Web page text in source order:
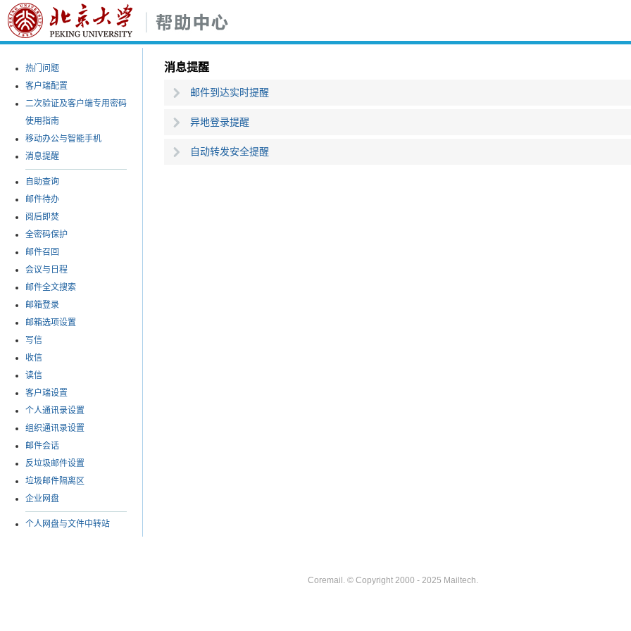
热门问题
客户端配置
二次验证及客户端专用密码
使用指南
移动办公与智能手机
消息提醒
自助查询
邮件待办
阅后即焚
全密码保护
邮件召回
会议与日程
邮件全文搜索
邮箱登录
邮箱选项设置
写信
收信
读信
客户端设置
个人通讯录设置
组织通讯录设置
邮件会话
反垃圾邮件设置
垃圾邮件隔离区
企业网盘
个人网盘与文件中转站
Coremail. © Copyright 2000 - 2025 Mailtech.
消息提醒
邮件到达实时提醒
异地登录提醒
自动转发安全提醒
Coremail. © Copyright 2000 - 2025 Mailtech.